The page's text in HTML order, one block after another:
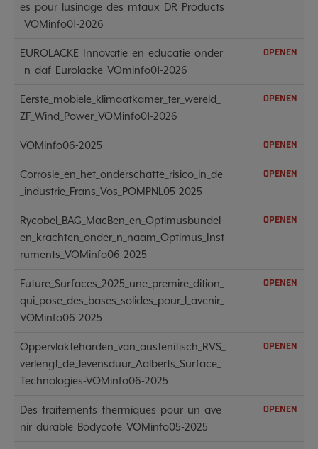
es_pour_lusinage_des_mtaux_DR_Products
_VOMinfo01-2026
EUROLACKE_Innovatie_en_educatie_onder
_n_daf_Eurolacke_VOminfo01-2026
OPENEN
Eerste_mobiele_klimaatkamer_ter_wereld_
ZF_Wind_Power_VOMinfo01-2026
OPENEN
VOMinfo06-2025 OPENEN
Corrosie_en_het_onderschatte_risico_in_de
_industrie_Frans_Vos_POMPNL05-2025
OPENEN
Rycobel_BAG_MacBen_en_Optimusbundel
en_krachten_onder_n_naam_Optimus_Inst
ruments_VOMinfo06-2025
OPENEN
Future_Surfaces_2025_une_premire_dition_
qui_pose_des_bases_solides_pour_l_avenir_
VOMinfo06-2025
OPENEN
Oppervlakteharden_van_austenitisch_RVS_
verlengt_de_levensduur_Aalberts_Surface_
Technologies-VOMinfo06-2025
OPENEN
Des_traitements_thermiques_pour_un_ave
nir_durable_Bodycote_VOMinfo05-2025
OPENEN